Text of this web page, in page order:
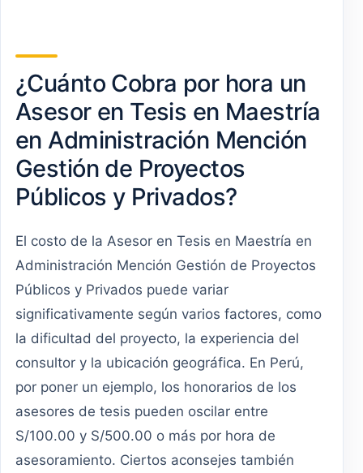
¿Cuánto Cobra por hora un
Asesor en Tesis en Maestría
en Administración Mención
Gestión de Proyectos
Públicos y Privados?
El costo de la Asesor en Tesis en Maestría en
Administración Mención Gestión de Proyectos
Públicos y Privados puede variar
significativamente según varios factores, como
la dificultad del proyecto, la experiencia del
consultor y la ubicación geográfica. En Perú,
por poner un ejemplo, los honorarios de los
asesores de tesis pueden oscilar entre
S/100.00 y S/500.00 o más por hora de
asesoramiento. Ciertos aconsejes también